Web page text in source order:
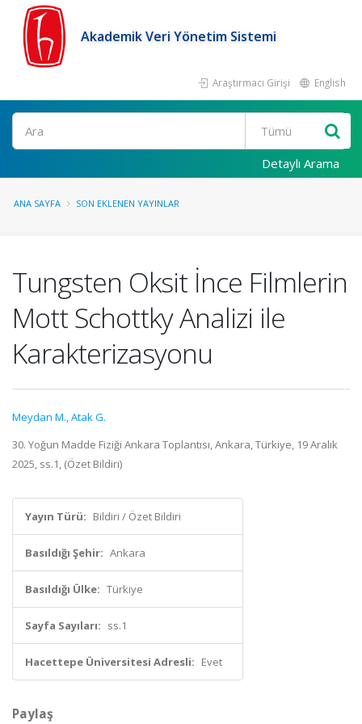
Akademik Veri Yönetim Sistemi
Araştırmacı Girişi English
Ara
Detaylı Arama
ANA SAYFA SON EKLENEN YAYINLAR
Tungsten Oksit İnce Filmlerin
Mott Schottky Analizi ile
Karakterizasyonu
Meydan M.,Atak G.
30. Yoğun Madde Fiziği Ankara Toplantısı, Ankara, Türkiye, 19 Aralık
2025, ss.1, (Özet Bildiri)
Yayın Türü: Bildiri / Özet Bildiri
Basıldığı Şehir: Ankara
Basıldığı Ülke: Türkiye
Sayfa Sayıları: ss.1
Hacettepe Üniversitesi Adresli: Evet
Paylaş